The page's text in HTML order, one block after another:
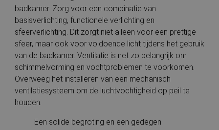
badkamer. Zorg voor een combinatie van
basisverlichting, functionele verlichting en
sfeerverlichting. Dit zorgt niet alleen voor een prettige
sfeer, maar ook voor voldoende licht tijdens het gebruik
van de badkamer. Ventilatie is net zo belangrijk om
schimmelvorming en vochtproblemen te voorkomen.
Overweeg het installeren van een mechanisch
ventilatiesysteem om de luchtvochtigheid op peil te
houden.
Een solide begroting en een gedegen